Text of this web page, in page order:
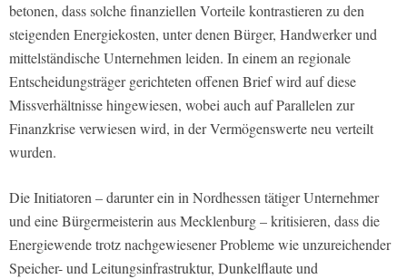
betonen, dass solche finanziellen Vorteile kontrastieren zu den
steigenden Energiekosten, unter denen Bürger, Handwerker und
mittelständische Unternehmen leiden. In einem an regionale
Entscheidungsträger gerichteten offenen Brief wird auf diese
Missverhältnisse hingewiesen, wobei auch auf Parallelen zur
Finanzkrise verwiesen wird, in der Vermögenswerte neu verteilt
wurden.
Die Initiatoren – darunter ein in Nordhessen tätiger Unternehmer
und eine Bürgermeisterin aus Mecklenburg – kritisieren, dass die
Energiewende trotz nachgewiesener Probleme wie unzureichender
Speicher- und Leitungsinfrastruktur, Dunkelflaute und